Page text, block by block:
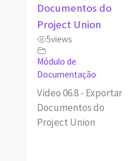
Documentos do
Project Union
5views
Módulo de
Documentação
Video 06.8 - Exportar
Documentos do
Project Union